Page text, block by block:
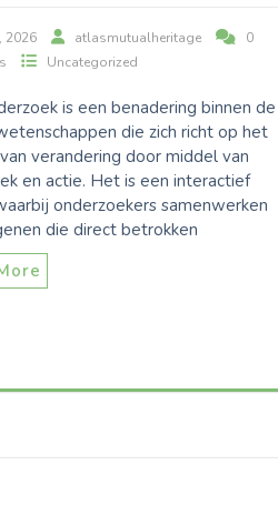
2026 atlasmutualheritage
0
Uncategorized
is een benadering binnen de
die zich richt op het
verandering door middel van
en actie. Het is een interactief
onderzoekers samenwerken
die direct betrokken